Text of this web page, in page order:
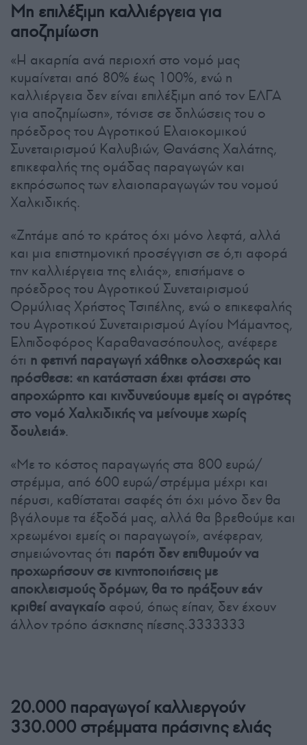
Μη επιλέξιμη καλλιέργεια για
αποζημίωση
«Η ακαρπία ανά περιοχή στο νομό μας
κυμαίνεται από 80% έως 100%, ενώ η
καλλιέργεια δεν είναι επιλέξιμη από τον ΕΛΓΑ
για αποζημίωση», τόνισε σε δηλώσεις του ο
πρόεδρος του Αγροτικού Ελαιοκομικού
Συνεταιρισμού Καλυβιών, Θανάσης Χαλάτης,
επικεφαλής της ομάδας παραγωγών και
εκπρόσωπος των ελαιοπαραγωγών του νομού
Χαλκιδικής.
«Ζητάμε από το κράτος όχι μόνο λεφτά, αλλά
και μια επιστημονική προσέγγιση σε ό,τι αφορά
την καλλιέργεια της ελιάς», επισήμανε ο
πρόεδρος του Αγροτικού Συνεταιρισμού
Ορμύλιας Χρήστος Τσιπέλης, ενώ ο επικεφαλής
του Αγροτικού Συνεταιρισμού Αγίου Μάμαντος,
Ελπιδοφόρος Καραθανασόπουλος, ανέφερε
ότι η φετινή παραγωγή χάθηκε ολοσχερώς και
πρόσθεσε: «η κατάσταση έχει φτάσει στο
απροχώρητο και κινδυνεύουμε εμείς οι αγρότες
στο νομό Χαλκιδικής να μείνουμε χωρίς
δουλειά».
«Με το κόστος παραγωγής στα 800 ευρώ/
στρέμμα, από 600 ευρώ/στρέμμα μέχρι και
πέρυσι, καθίσταται σαφές ότι όχι μόνο δεν θα
βγάλουμε τα έξοδά μας, αλλά θα βρεθούμε και
χρεωμένοι εμείς οι παραγωγοί», ανέφεραν,
σημειώνοντας ότι παρότι δεν επιθυμούν να
προχωρήσουν σε κινητοποιήσεις με
αποκλεισμούς δρόμων, θα το πράξουν εάν
κριθεί αναγκαίο αφού, όπως είπαν, δεν έχουν
άλλον τρόπο άσκησης πίεσης.3333333
20.000 παραγωγοί καλλιεργούν
330.000 στρέμματα πράσινης ελιάς